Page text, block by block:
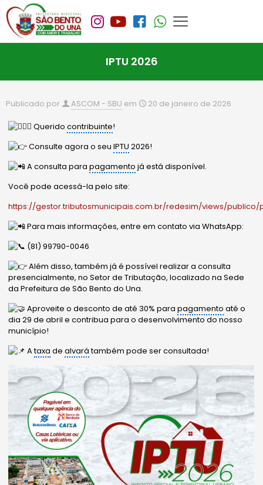
IPTU 2026
Publicado por ASCOM - SBU em 20 de janeiro de 2026
Queridocontribuinte!
Consulte agora o seuIPTU 2026!
A consulta parapagamento já está disponível.
Você pode acessá-la pelo site:
https://gestor.tributosmunicipais.com.br/redesim/views/
Para mais informações, entre em contato via WhatsApp:
(81) 99790-0046
Além disso, também já é possível realizar a consulta
presencialmente, no Setor de Tributação, localizado na Sede
da Prefeitura de São Bento do Una.
Aproveite o desconto de até 30% parapagamento até o
dia 29 de abril e contribua para o desenvolvimento do nosso
município!
Ataxa dealvarátambém pode ser consultada!